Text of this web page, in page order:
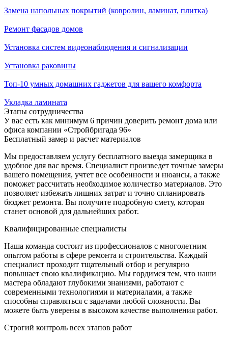
Замена напольных покрытий (ковролин, ламинат, плитка)
Ремонт фасадов домов
Установка систем видеонаблюдения и сигнализации
Установка раковины
Топ-10 умных домашних гаджетов для вашего комфорта
Укладка ламината
Этапы сотрудничества
У вас есть как минимум 6 причин доверить ремонт дома или
офиса компании «Стройбригада 96»
Бесплатный замер и расчет материалов
Мы предоставляем услугу бесплатного выезда замерщика в
удобное для вас время. Специалист произведет точные замеры
вашего помещения, учтет все особенности и нюансы, а также
поможет рассчитать необходимое количество материалов. Это
позволяет избежать лишних затрат и точно спланировать
бюджет ремонта. Вы получите подробную смету, которая
станет основой для дальнейших работ.
Квалифицированные специалисты
Наша команда состоит из профессионалов с многолетним
опытом работы в сфере ремонта и строительства. Каждый
специалист проходит тщательный отбор и регулярно
повышает свою квалификацию. Мы гордимся тем, что наши
мастера обладают глубокими знаниями, работают с
современными технологиями и материалами, а также
способны справляться с задачами любой сложности. Вы
можете быть уверены в высоком качестве выполнения работ.
Строгий контроль всех этапов работ